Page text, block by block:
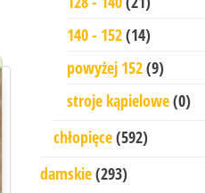
140 - 152(14)
powyżej 152(9)
stroje kąpielowe(0)
chłopięce(592)
damskie(293)